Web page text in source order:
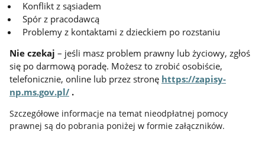
Konflikt z sąsiadem
Spór z pracodawcą
Problemy z kontaktami z dzieckiem po rozstaniu
Nie czekaj – jeśli masz problem prawny lub życiowy, zgłoś
się po darmową poradę. Możesz to zrobić osobiście,
telefonicznie, online lub przez stronę https://zapisy-
np.ms.gov.pl/.
Szczegółowe informacje na temat nieodpłatnej pomocy
prawnej są do pobrania poniżej w formie załączników.